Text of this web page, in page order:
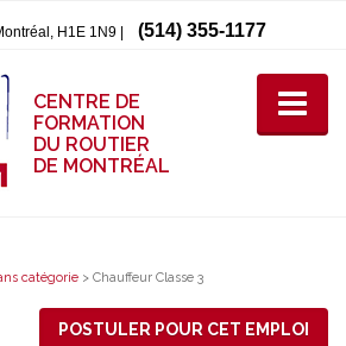
H1E 1N9 | (514) 355-1177
CENTRE DE
FORMATION
DU ROUTIER
DE MONTRÉAL
catégorie > Chauffeur Classe 3
POSTULER POUR CET EMPLOI